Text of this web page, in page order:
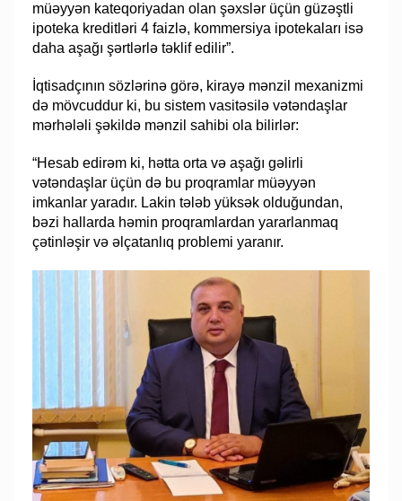
müəyyən kateqoriyadan olan şəxslər üçün güzəştli
ipoteka kreditləri 4 faizlə, kommersiya ipotekaları isə
daha aşağı şərtlərlə təklif edilir”.
İqtisadçının sözlərinə görə, kirayə mənzil mexanizmi
də mövcuddur ki, bu sistem vasitəsilə vətəndaşlar
mərhələli şəkildə mənzil sahibi ola bilirlər:
“Hesab edirəm ki, hətta orta və aşağı gəlirli
vətəndaşlar üçün də bu proqramlar müəyyən
imkanlar yaradır. Lakin tələb yüksək olduğundan,
bəzi hallarda həmin proqramlardan yararlanmaq
çətinləşir və əlçatanlıq problemi yaranır.